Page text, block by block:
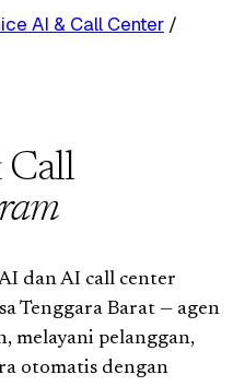
AI & Call Center /
Call
dan AI call center
Tenggara Barat — agen
melayani pelanggan,
otomatis dengan